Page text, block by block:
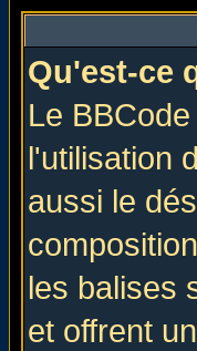
Qu'est-ce
Le
l'utilisation
aussi le
les balises
et offrent